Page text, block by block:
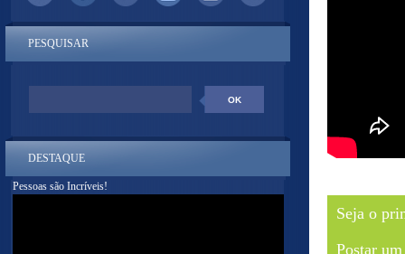
Seja o
Postar
PESQUISAR
DESTAQUE
Pessoas são Incríveis!